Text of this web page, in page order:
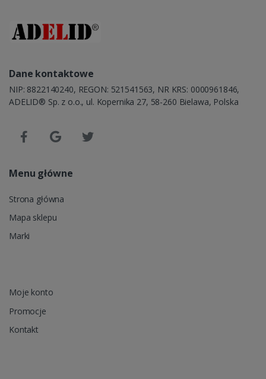
Dane kontaktowe
NIP: 8822140240, REGON: 521541563, NR KRS: 0000961846,
ADELID® Sp. z o.o., ul. Kopernika 27, 58-260 Bielawa, Polska
Menu główne
Strona główna
Mapa sklepu
Marki
Moje konto
Promocje
Kontakt